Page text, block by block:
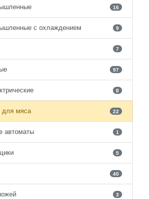
16
с охлаждением 9
7
97
8
для мяса 22
автоматы 1
5
40
3